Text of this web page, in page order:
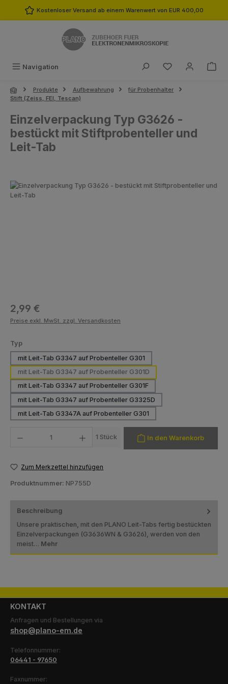
Zum Hauptinhalt springen
Kostenloser Versand ab einem Warenwert von EUR 400,00
Navigation Du hast 0
Produkte Aufbewahrung
für Probenhalter
Stift (Zeiss, FEI, Tescan)
Einzelverpackung Typ G3626 -
bestückt mit Stiftprobenteller und
Leit-Tab
Bildergalerie überspringen
Regulärer Preis:
2,99 €
Preise exkl. MwSt. zzgl. Versandkosten
Typauswählen
mit Leit-Tab G3347 auf Probenteller G301
mit Leit-Tab G3347 auf Probenteller G301D
mit Leit-Tab G3347 auf Probenteller G301F
mit Leit-Tab G3347 auf Probenteller G3325D
mit Leit-Tab G3347A auf Probenteller G301
1 Stück In den Warenkorb
Zum Merkzettel hinzufügen
Produktnummer: NP755D
Beschreibung
Unsere praktischen, mit den PLANO Leit-Tabs fertig bestückten
Einzelverpackungen (G3636WN & G3626), werden von den
meist… Mehr
KONTAKT
Anfragen und Bestellungen via
shop@plano-em.de
Telefonnummer:
06441 - 97650
Faxnummer: